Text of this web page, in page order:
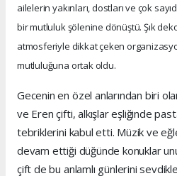
ailelerin yakınları, dostları ve çok
bir mutluluk şölenine dönüştü. Şık
atmosferiyle dikkat çeken
mutluluğuna ortak oldu.
Gecenin en özel anlarından biri
ve Eren çifti, alkışlar eşliğinde
tebriklerini kabul etti. Müzik ve
devam ettiği düğünde konuklar
çift de bu anlamlı günlerini